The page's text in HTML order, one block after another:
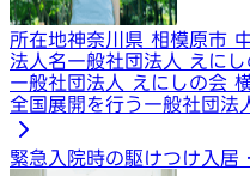
所在地神奈川県 相模原市
法人名一般社団法人 えにし
一般社団法人 えにしの会
全国展開を行う一般社団法
緊急入院時の駆けつけ 入居